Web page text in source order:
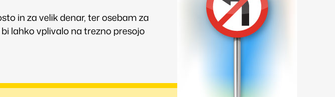
in za velik denar, ter osebam za
lahko vplivalo na trezno presojo